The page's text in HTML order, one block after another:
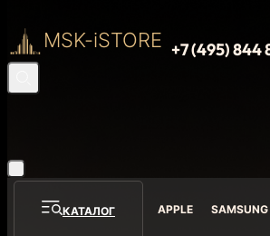
MSK-iSTORE +7 (495) 844
КАТАЛОГ APPLE SAMSUNG